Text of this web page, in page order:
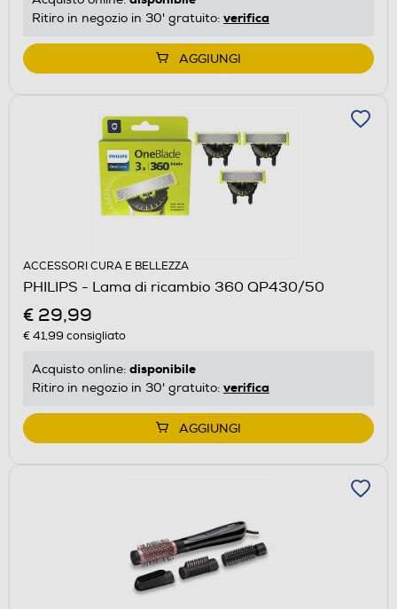
Ritiro in negozio in 30' gratuito: verifica
AGGIUNGI
ACCESSORI CURA E BELLEZZA
PHILIPS - Lama di ricambio 360 QP430/50
€ 29,99
€ 41,99 consigliato
Acquisto online: disponibile
Ritiro in negozio in 30' gratuito: verifica
AGGIUNGI